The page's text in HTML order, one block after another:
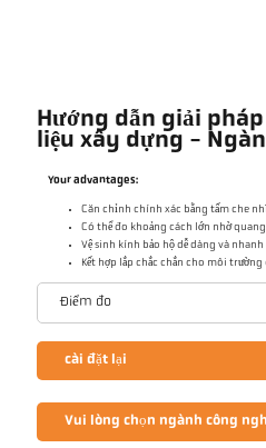
Hướng dẫn giải
liệu xây dựng -
Your advantages:
Căn chỉnh chính xác bằng tấm che
Có thể đo khoảng cách lớn nhờ
Vệ sinh kính bảo hộ dễ dàng và
Kết hợp lắp chắc chắn cho môi
Điểm đo
cài đặt lại
Vui lòng chọn ngành công